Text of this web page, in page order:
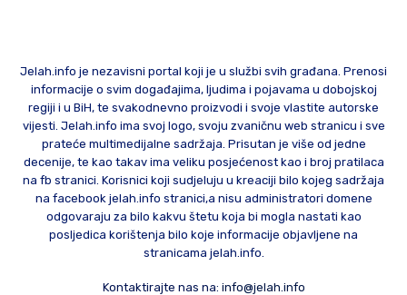
Jelah.info je nezavisni portal koji je u službi svih građana. Prenosi
informacije o svim događajima, ljudima i pojavama u dobojskoj
regiji i u BiH, te svakodnevno proizvodi i svoje vlastite autorske
vijesti. Jelah.info ima svoj logo, svoju zvaničnu web stranicu i sve
prateće multimedijalne sadržaja. Prisutan je više od jedne
decenije, te kao takav ima veliku posjećenost kao i broj pratilaca
na fb stranici. Korisnici koji sudjeluju u kreaciji bilo kojeg sadržaja
na facebook jelah.info stranici,a nisu administratori domene
odgovaraju za bilo kakvu štetu koja bi mogla nastati kao
posljedica korištenja bilo koje informacije objavljene na
stranicama jelah.info.
Kontaktirajte nas na: info@jelah.info